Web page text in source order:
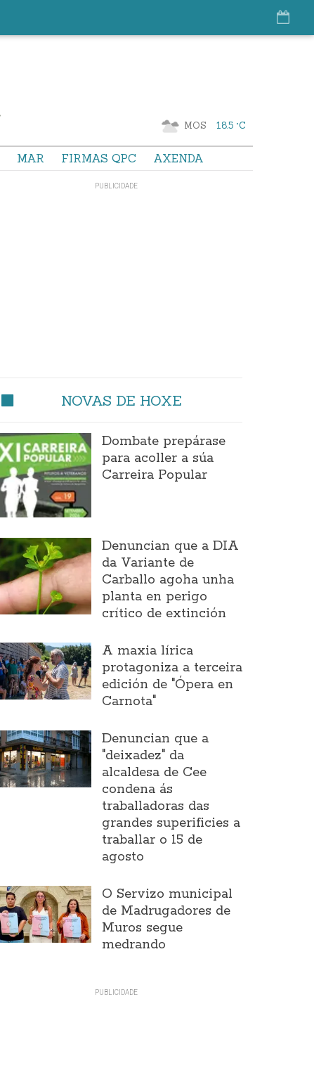
MOS 18.5 °C
MAR FIRMAS QPC AXENDA
NOVAS DE HOXE
Dombate prepárase
para acoller a súa
Carreira Popular
Denuncian que a DIA
da Variante de
Carballo agoha unha
planta en perigo
crítico de extinción
A maxia lírica
protagoniza a terceira
edición de "Ópera en
Carnota"
Denuncian que a
"deixadez" da
alcaldesa de Cee
condena ás
traballadoras das
grandes superificies a
traballar o 15 de
agosto
O Servizo municipal
de Madrugadores de
Muros segue
medrando